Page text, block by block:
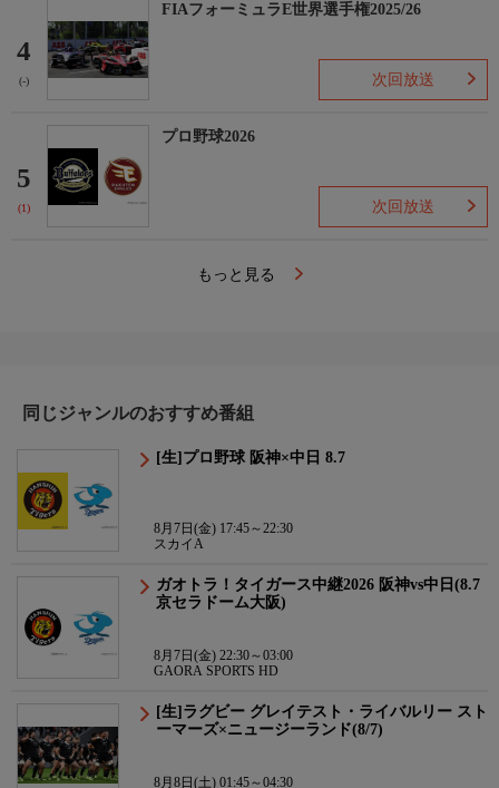
4
(-)
FIAフォーミュラE世界選手権2025/26
次回放送
5
(1)
プロ野球2026
次回放送
もっと見る
同じジャンルのおすすめ番組
[生]プロ野球 阪神×中日 8.7
8月7日(金) 17:45～22:30
スカイA
ガオトラ！タイガース中継2026 阪神vs中日(8.7
京セラドーム大阪)
8月7日(金) 22:30～03:00
GAORA SPORTS HD
[生]ラグビー グレイテスト・ライバルリー スト
ーマーズ×ニュージーランド(8/7)
8月8日(土) 01:45～04:30